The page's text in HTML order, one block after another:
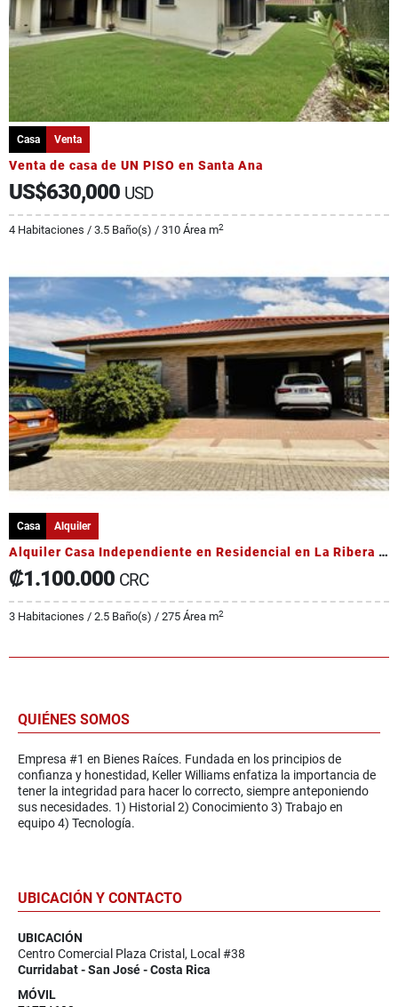
Casa Venta
Venta de casa de UN PISO en Santa Ana
US$630,000 USD
4 Habitaciones / 3.5 Baño(s) / 310 Área m2
Casa Alquiler
Alquiler Casa Independiente en Residencial en La Ribera de Belén
₡1.100.000 CRC
3 Habitaciones / 2.5 Baño(s) / 275 Área m2
QUIÉNES SOMOS
Empresa #1 en Bienes Raíces. Fundada en los principios de
confianza y honestidad, Keller Williams enfatiza la importancia de
tener la integridad para hacer lo correcto, siempre anteponiendo
sus necesidades. 1) Historial 2) Conocimiento 3) Trabajo en
equipo 4) Tecnología.
UBICACIÓN Y CONTACTO
UBICACIÓN
Centro Comercial Plaza Cristal, Local #38
Curridabat - San José - Costa Rica
MÓVIL